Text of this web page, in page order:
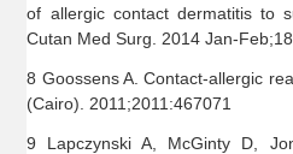
of allergic contact dermatitis to
Cutan Med Surg. 2014 Jan-
8 Goossens A. Contact-allergic
(Cairo). 2011;2011:467071
9 Lapczynski A, McGinty D,